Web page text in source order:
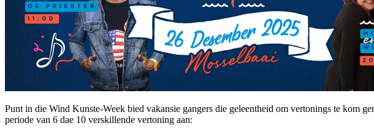
Punt in die Wind Kunste-Week bied vakansie gangers die geleentheid om vertonings te kom
periode van 6 dae 10 verskillende vertoning aan: